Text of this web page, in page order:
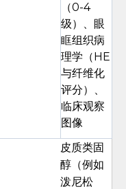
（0-4
级）、眼
眶组织病
理学（HE
与纤维化
评分）、
临床观察
图像
皮质类固
醇（例如
泼尼松